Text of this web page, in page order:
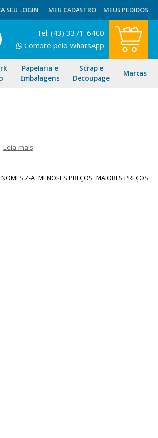
SEU LOGIN MEU CADASTRO MEUS PEDIDOS
Papelaria e
Embalagens
Scrap e
Decoupage
Marcas
Tel: (43) 3371-6400
Compre pelo WhatsApp
Leia mais
NOMES Z-A MENORES PREÇOS MAIORES PREÇOS